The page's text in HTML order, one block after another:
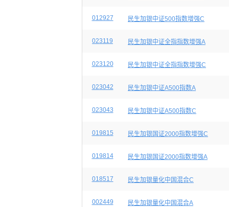
012927 民生加银中证500指数增强C
023119 民生加银中证全指指数增强A
023120 民生加银中证全指指数增强C
023042 民生加银中证A500指数A
023043 民生加银中证A500指数C
019815 民生加银国证2000指数增强C
019814 民生加银国证2000指数增强A
018517 民生加银量化中国混合C
002449 民生加银量化中国混合A